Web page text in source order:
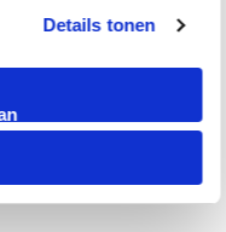
Details tonen